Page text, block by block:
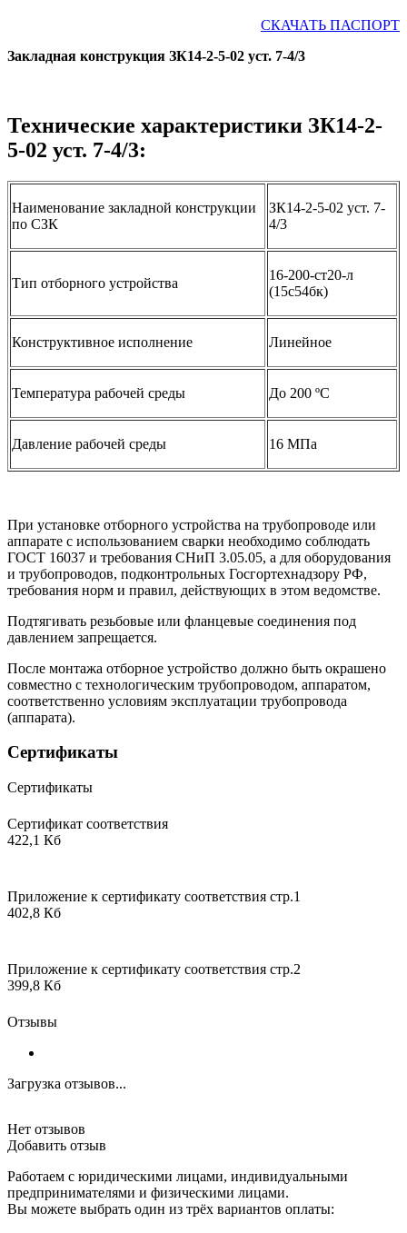
СКАЧАТЬ ПАСПОРТ
Закладная конструкция ЗК14-2-5-02 уст. 7-4/3
Технические характеристики ЗК14-2-
5-02 уст. 7-4/3:
Наименование закладной конструкции
по СЗК
ЗК14-2-5-02 уст. 7-
4/3
Тип отборного устройства
16-200-ст20-л
(15с54бк)
Конструктивное исполнение Линейное
Температура рабочей среды До 200 ºС
Давление рабочей среды 16 МПа
При установке отборного устройства на трубопроводе или
аппарате с использованием сварки необходимо соблюдать
ГОСТ 16037 и требования СНиП 3.05.05, а для оборудования
и трубопроводов, подконтрольных Госгортехнадзору РФ,
требования норм и правил, действующих в этом ведомстве.
Подтягивать резьбовые или фланцевые соединения под
давлением запрещается.
После монтажа отборное устройство должно быть окрашено
совместно с технологическим трубопроводом, аппаратом,
соответственно условиям эксплуатации трубопровода
(аппарата).
Сертификаты
Сертификаты
Сертификат соответствия
422,1 Кб
Приложение к сертификату соответствия стр.1
402,8 Кб
Приложение к сертификату соответствия стр.2
399,8 Кб
Отзывы
Загрузка отзывов...
Нет отзывов
Добавить отзыв
Работаем с юридическими лицами, индивидуальными
предпринимателями и физическими лицами.
Вы можете выбрать один из трёх вариантов оплаты: